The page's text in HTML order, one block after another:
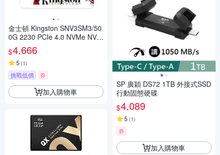
金士頓 Kingston SNV3SM3/50
0G 2230 PCIe 4.0 NVMe NV3
SSD固態硬碟
$4,666
5 (1)
挑戰低價 券
加入購物車
SP 廣穎 DS72 1TB 外接式SSD
行動固態硬碟
$4,089
5 (1)
券
加入購物車